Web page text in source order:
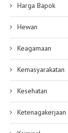
Harga Bapok
Hewan
Keagamaan
Kemasyarakatan
Kesehatan
Ketenagakerjaan